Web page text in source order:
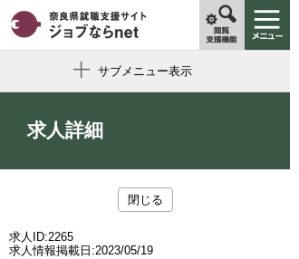
サブメニュー表示
求人詳細
閉じる
求人ID:2265
求人情報掲載日:2023/05/19